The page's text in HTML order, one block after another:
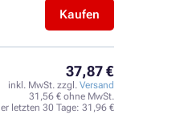
Kaufen
37,87 €
inkl. MwSt. zzgl. Versand
31,56 € ohne MwSt.
letzten 30 Tage: 31,96 €